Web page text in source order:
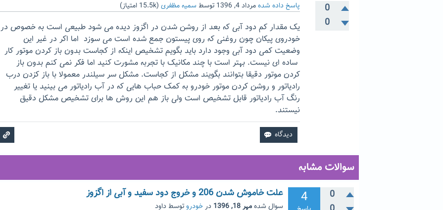
0
0
پاسخ داده شدهمرداد 4, 1396 توسط سمیه مظفری (
15.5k امتیاز)
یک مقدار کم دود آبی که بعد از روشن شدن در اگزوز دیده می شود طبیعی است به خصوص در
خودروی پیکان چون روغنی که روی پیستون جمع شده است می سوزد اما اکر در غیر این
وضعیت کمی دود آبی وجود دارد باید بگویم تشخیص اینکه از کجاست بدون باز کردن موتور کار
ساده ای نیست. بهتر است با چند مکانیک با تجربه مشورت کنید اما فکر نمی کنم بدون باز
کردن موتور دقیقا بتوانند بگویند مشکل از کجاست. مشکل سر سیلندر معمولا با باز کزدن درب
رادیاتور و روشن کردن موتور خودرو به کمک حباب هایی که در آب رادیاتور می بینید یا تغییر
رنگ آب رادیاتور قابل تشخیص است ولی باز هم این روش ها برای تشخیص مشکل دقیق
نیستند.
سوالات مشابه
0
4 علت خاموش شدن 206 و خروج دود سفید و آبی از اگزوز
سوال شدهمهر 18, 1396 درخودروتوسط داود